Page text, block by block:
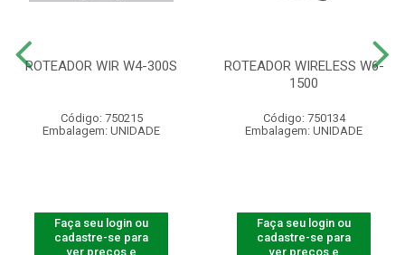
ROTEADOR WIR W4-300S
Código: 750215
Embalagem: UNIDADE
Faça seu login ou
cadastre-se para
ver preços e
ROTEADOR WIRELESS W6-
1500
Código: 750134
Embalagem: UNIDADE
Faça seu login ou
cadastre-se para
ver preços e